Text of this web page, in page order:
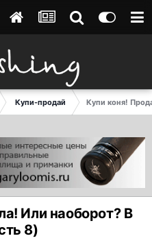
Купи-продай Купи коня!
Или наоборот? В
8)